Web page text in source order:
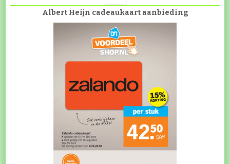
Albert Heijn cadeaukaart aanbieding